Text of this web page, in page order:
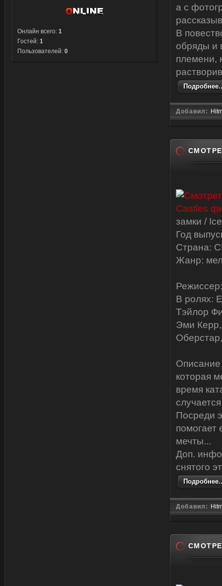
а с
В
обряды и
племени,
Добавил:
замки /
Год
Страна:
Жанр:
В ролях:
Тэйлор
Эми
которая
время
Посреди
помогает
мечты...
Доп.
снятого
Добавил:
Онлайн всего: 1
Гостей: 1
Пользователей: 0